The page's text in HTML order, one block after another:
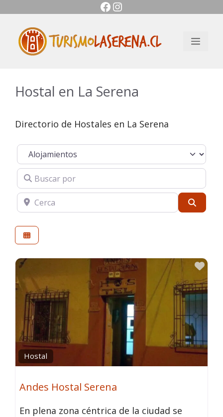
contenido
Facebook
Instagram
Menú
Hostal en La Serena
Directorio de Hostales en La Serena
Seleccionar el formulario de búsqueda
Buscar por
Cerca
Hostal
Andes Hostal Serena
En plena zona céntrica de la ciudad se